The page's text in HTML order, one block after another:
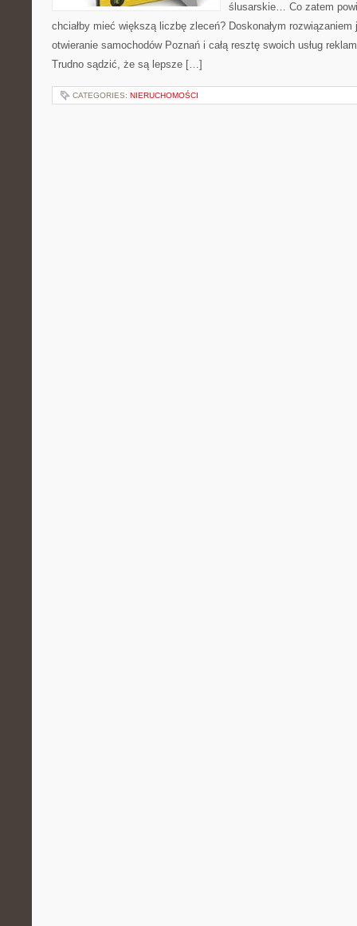
ślusarskie… Co zatem
chciałby mieć większą liczbę zleceń? Doskonałym rozwiązaniem
otwieranie samochodów Poznań i całą resztę swoich usług
Trudno sądzić, że są lepsze […]
CATEGORIES: NIERUCHOMOŚCI